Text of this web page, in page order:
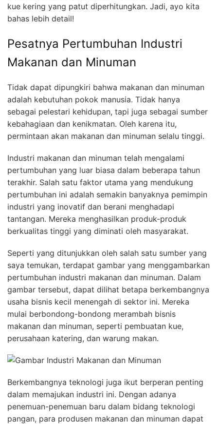
kue kering yang patut diperhitungkan. Jadi, ayo kita
bahas lebih detail!
Pesatnya Pertumbuhan Industri
Makanan dan Minuman
Tidak dapat dipungkiri bahwa makanan dan minuman
adalah kebutuhan pokok manusia. Tidak hanya
sebagai pelestari kehidupan, tapi juga sebagai sumber
kebahagiaan dan kenikmatan. Oleh karena itu,
permintaan akan makanan dan minuman selalu tinggi.
Industri makanan dan minuman telah mengalami
pertumbuhan yang luar biasa dalam beberapa tahun
terakhir. Salah satu faktor utama yang mendukung
pertumbuhan ini adalah semakin banyaknya pemimpin
industri yang inovatif dan berani menghadapi
tantangan. Mereka menghasilkan produk-produk
berkualitas tinggi yang diminati oleh masyarakat.
Seperti yang ditunjukkan oleh salah satu sumber yang
saya temukan, terdapat gambar yang menggambarkan
pertumbuhan industri makanan dan minuman. Dalam
gambar tersebut, dapat dilihat betapa berkembangnya
usaha bisnis kecil menengah di sektor ini. Mereka
mulai berbondong-bondong merambah bisnis
makanan dan minuman, seperti pembuatan kue,
perusahaan katering, dan warung makan.
Berkembangnya teknologi juga ikut berperan penting
dalam memajukan industri ini. Dengan adanya
penemuan-penemuan baru dalam bidang teknologi
pangan, para produsen makanan dan minuman dapat